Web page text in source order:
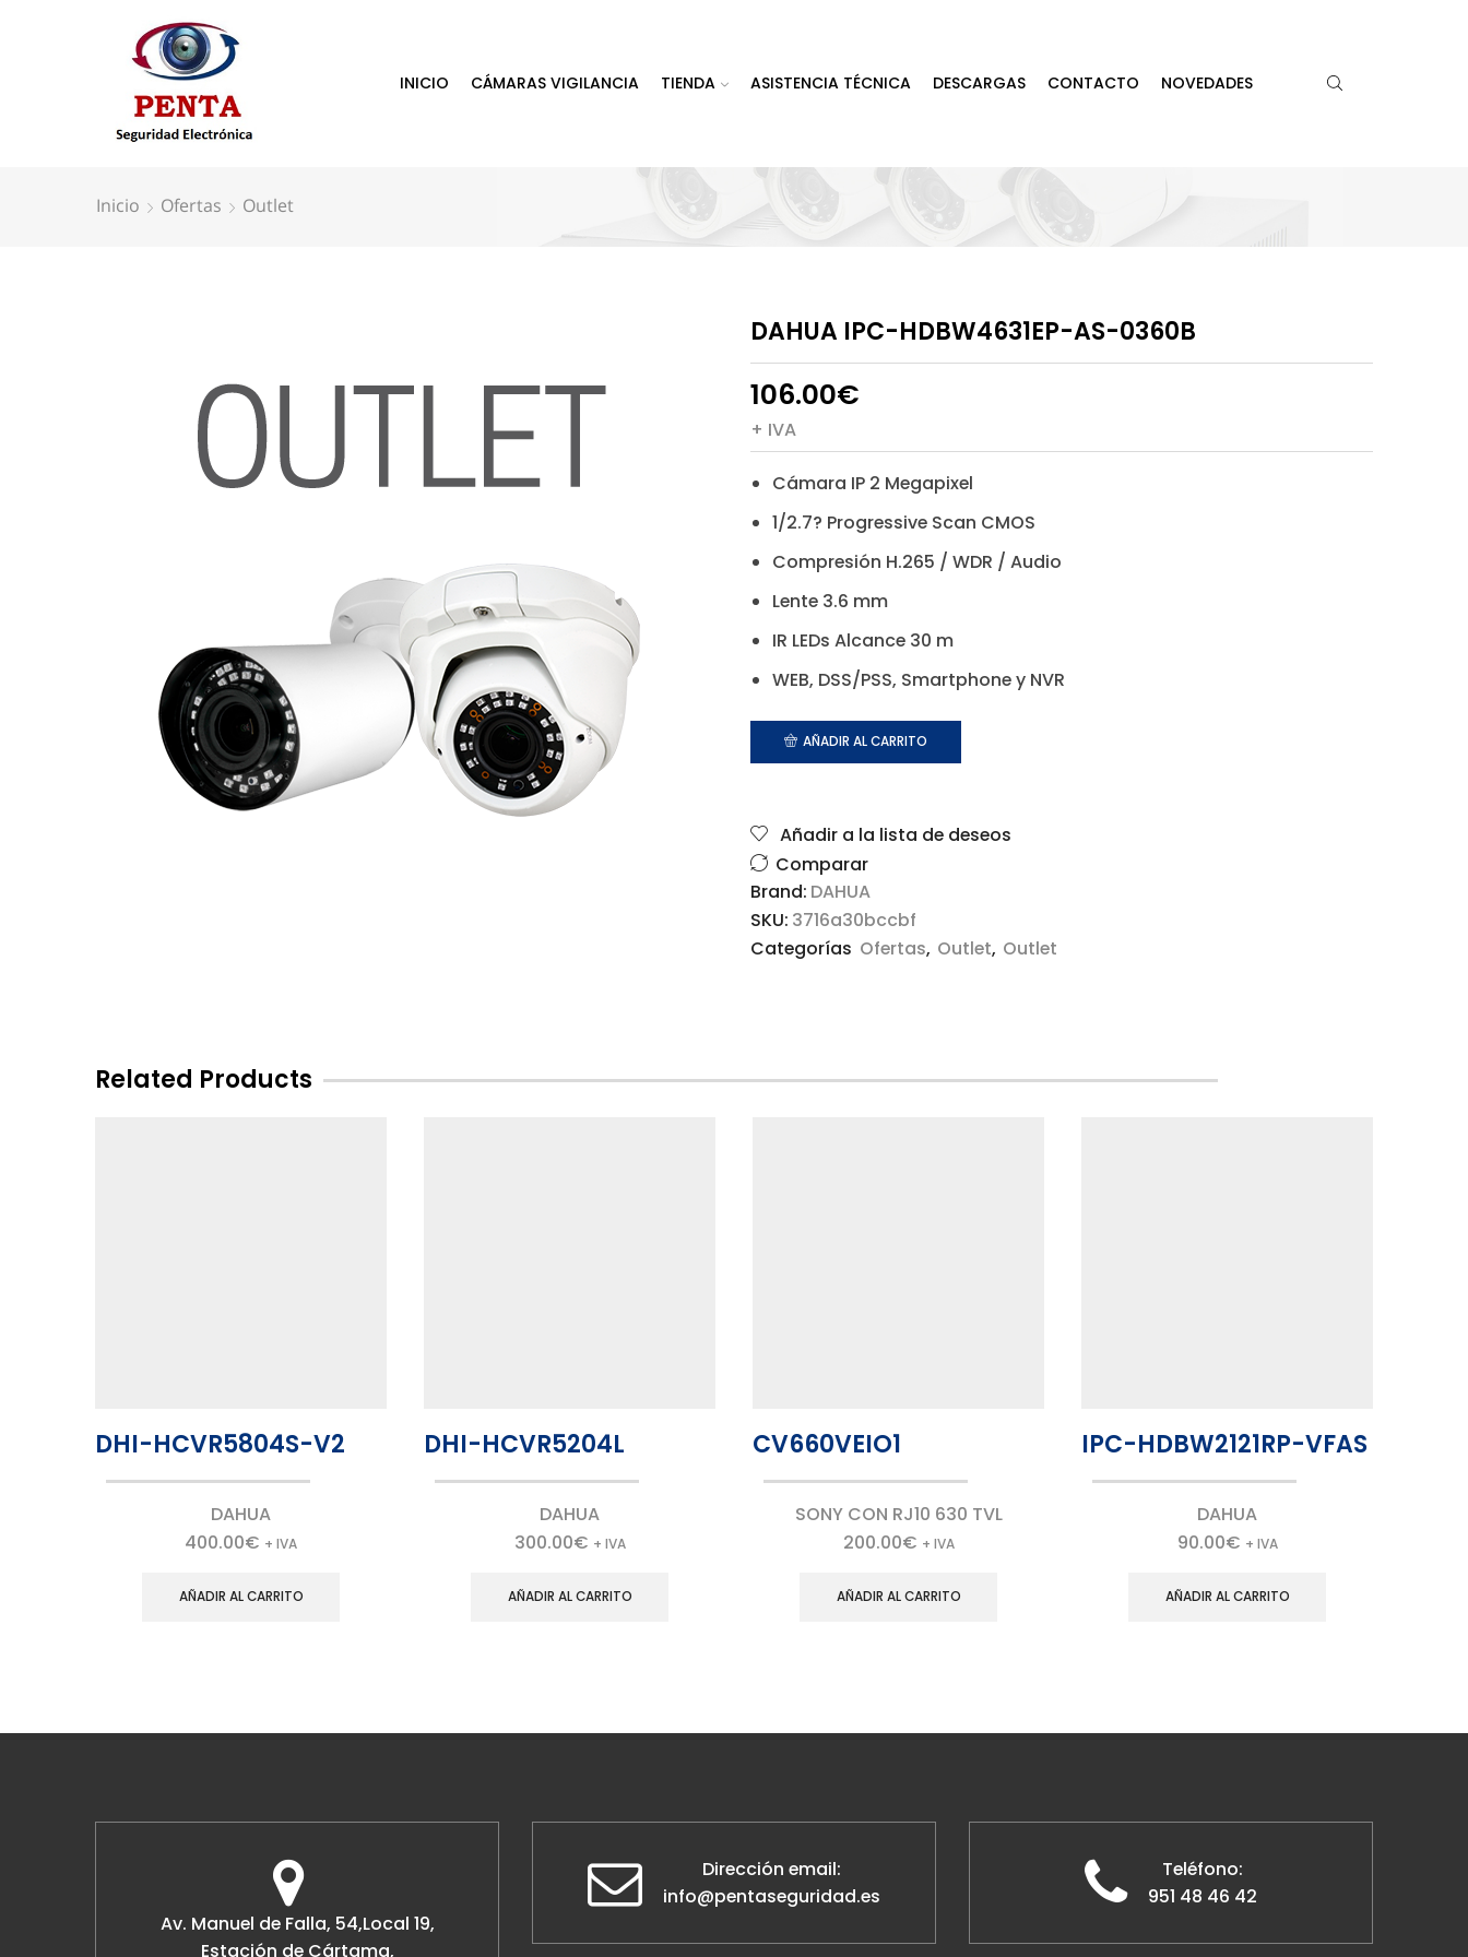
INICIO CÁMARAS VIGILANCIA TIENDA ASISTENCIA TÉCNICA DESCARGAS CONTACTO NOVEDADES
Inicio Ofertas Outlet
DAHUA IPC-HDBW4631EP-AS-0360B
106.00€
+ IVA
Cámara IP 2 Megapixel
1/2.7? Progressive Scan CMOS
Compresión H.265 / WDR / Audio
Lente 3.6 mm
IR LEDs Alcance 30 m
WEB, DSS/PSS, Smartphone y NVR
AÑADIR AL CARRITO
Añadir a la lista de deseos
Comparar
Brand: DAHUA
SKU: 3716a30bccbf
Categorías Ofertas, Outlet, Outlet
Related Products
DHI-HCVR5804S-V2
DAHUA
400.00€ + IVA
AÑADIR AL CARRITO
DHI-HCVR5204L
DAHUA
300.00€ + IVA
AÑADIR AL CARRITO
CV660VEIO1
SONY CON RJ10 630 TVL
200.00€ + IVA
AÑADIR AL CARRITO
IPC-HDBW2121RP-VFAS
DAHUA
90.00€ + IVA
AÑADIR AL CARRITO
Av. Manuel de Falla, 54,Local 19,
Estación de Cártama,
Dirección email:
info@pentaseguridad.es
Teléfono:
951 48 46 42